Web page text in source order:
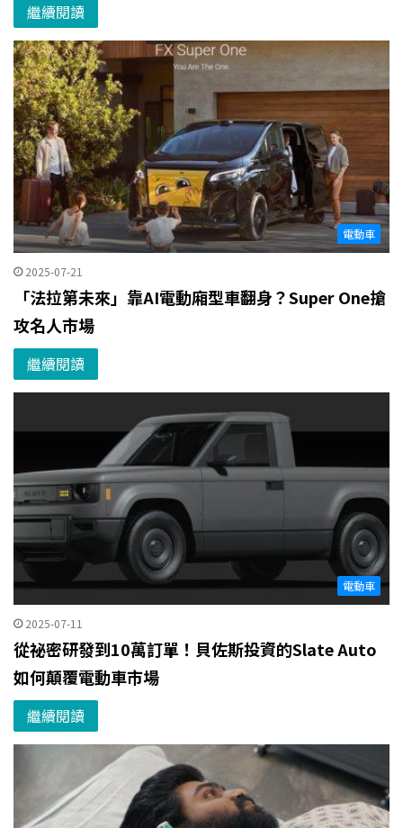
繼續閱讀
電動車
2025-07-21
「法拉第未來」靠AI電動廂型車翻身？Super One搶
攻名人市場
繼續閱讀
電動車
2025-07-11
從祕密研發到10萬訂單！貝佐斯投資的Slate Auto
如何顛覆電動車市場
繼續閱讀